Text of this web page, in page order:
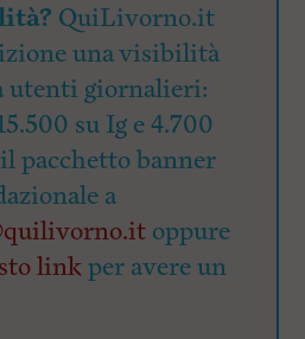
QuiLivorno.it
una visibilità
utenti giornalieri:
su Ig e 4.700
pacchetto banner
a
oppure
linkper avere un